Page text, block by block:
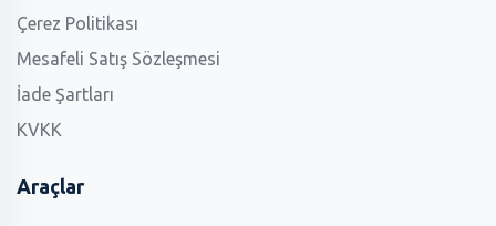
Çerez Politikası
Mesafeli Satış Sözleşmesi
İade Şartları
KVKK
Araçlar